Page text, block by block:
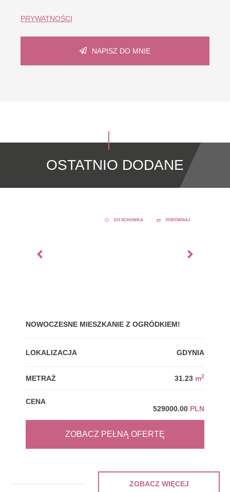
PRYWATNOŚCI
NAPISZ DO MNIE
OSTATNIO DODANE
DO SCHOWKA PORÓWNAJ
NOWOCZESNE MIESZKANIE Z OGRÓDKIEM!
LOKALIZACJA GDYNIA
METRAŻ 31.23 m2
CENA
529000.00 PLN
ZOBACZ PEŁNĄ OFERTĘ
ZOBACZ WIĘCEJ